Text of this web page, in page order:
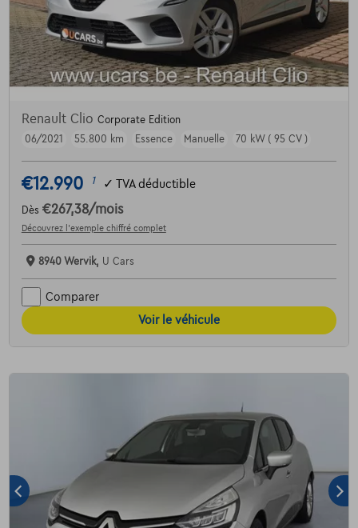
Renault Clio Corporate Edition
06/2021
55.800 km Essence Manuelle 70 kW ( 95 CV )
€12.990 1 ✓ TVA déductible
Dès €267,38/mois
Découvrez l’exemple chiffré complet
8940 Wervik, U Cars
Comparer
Voir le véhicule